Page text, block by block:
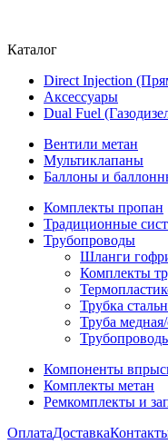
Каталог
Direct Injection
Аксессуары
Dual Fuel
Вентили метан
Мультиклапаны
Баллоны и
Комплекты пропан
Традиционные
Трубопроводы
Шланги
Комплекты
Трубка
Труба
Компоненты
Комплекты метан
Ремкомплекты и
ОплатаДоставка